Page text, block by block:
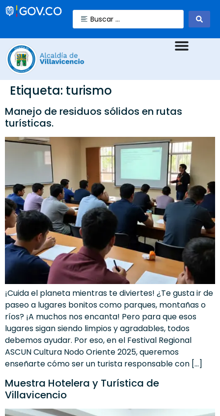
Etiqueta: turismo
Manejo de residuos sólidos en rutas
turísticas.
¡Cuida el planeta mientras te diviertes! ¿Te gusta ir de
paseo a lugares bonitos como parques, montañas o
ríos? ¡A muchos nos encanta! Pero para que esos
lugares sigan siendo limpios y agradables, todos
debemos ayudar. Por eso, en el Festival Regional
ASCUN Cultura Nodo Oriente 2025, queremos
enseñarte cómo ser un turista responsable con […]
Muestra Hotelera y Turística de
Villavicencio